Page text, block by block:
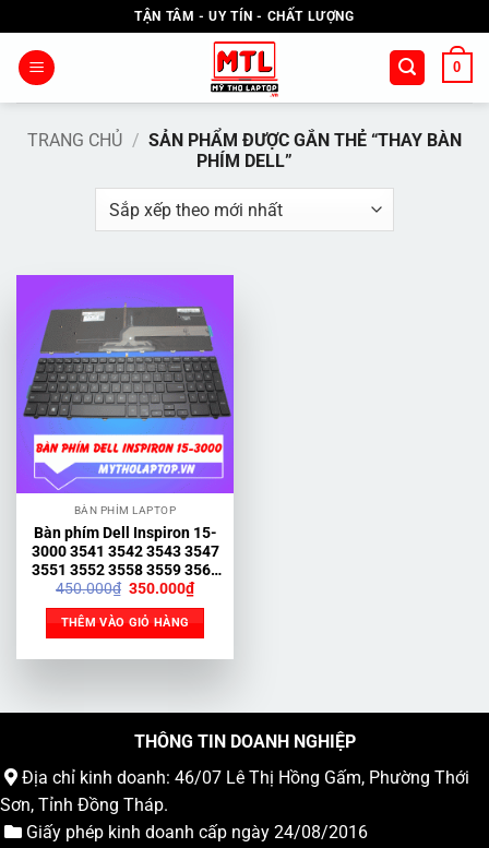
qua
nội
TẬN TÂM - UY TÍN - CHẤT LƯỢNG
0
TRANG CHỦ / SẢN PHẨM ĐƯỢC GẮN THẺ “THAY BÀN
PHÍM DELL”
BÀN PHÍM LAPTOP
Bàn phím Dell Inspiron 15-
3000 3541 3542 3543 3547
3551 3552 3558 3559 3567
3576 3541 3542
450.000₫ Giá
là:
450.000₫.
350.000₫Giá
hiện
350.000₫.
THÊM VÀO GIỎ HÀNG
THÔNG TIN DOANH NGHIỆP
Địa chỉ kinh doanh: 46/07 Lê Thị Hồng Gấm, Phường Thới
Sơn, Tỉnh Đồng Tháp.
Giấy phép kinh doanh cấp ngày 24/08/2016